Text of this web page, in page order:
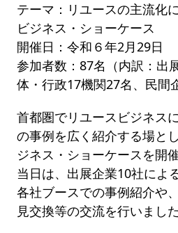
テーマ：リユースの主流化
ビジネス・ショーケース
開催日：令和６年2月29日
参加者数：87名（内訳：出
体・行政17機関27名、民間
首都圏でリユースビジネス
の事例を広く紹介する場と
ジネス・ショーケースを開
当日は、出展企業10社によ
各社ブースでの事例紹介や
見交換等の交流を行いました